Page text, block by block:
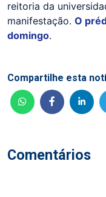
reitoria da
manifestação. O
domingo.
Comentários
Compartilhe esta